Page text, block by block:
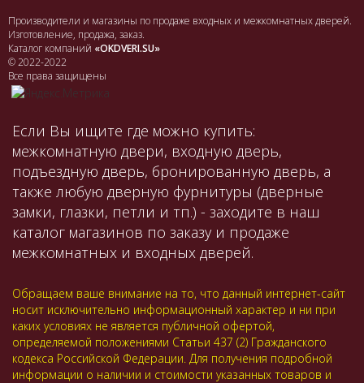
Производители и магазины по продаже входных и межкомнатных дверей.
Изготовление, продажа, заказ.
Каталог компаний «OKDVERI.SU»
© 2022-2022
Все права защищены
Если Вы ищите где можно купить:
межкомнатную двери, входную дверь,
подъездную дверь, бронированную дверь, а
также любую дверную фурнитуры (дверные
замки, глазки, петли и тп.) - заходите в наш
каталог магазинов по заказу и продаже
межкомнатных и входных дверей.
Обращаем ваше внимание на то, что данный интернет-сайт
носит исключительно информационный характер и ни при
каких условиях не является публичной офертой,
определяемой положениями Статьи 437 (2) Гражданского
кодекса Российской Федерации. Для получения подробной
информации о наличии и стоимости указанных товаров и